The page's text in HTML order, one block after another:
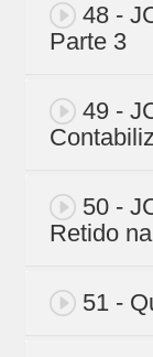
48 -
Parte 3
49 -
50 -
Retido
51 -